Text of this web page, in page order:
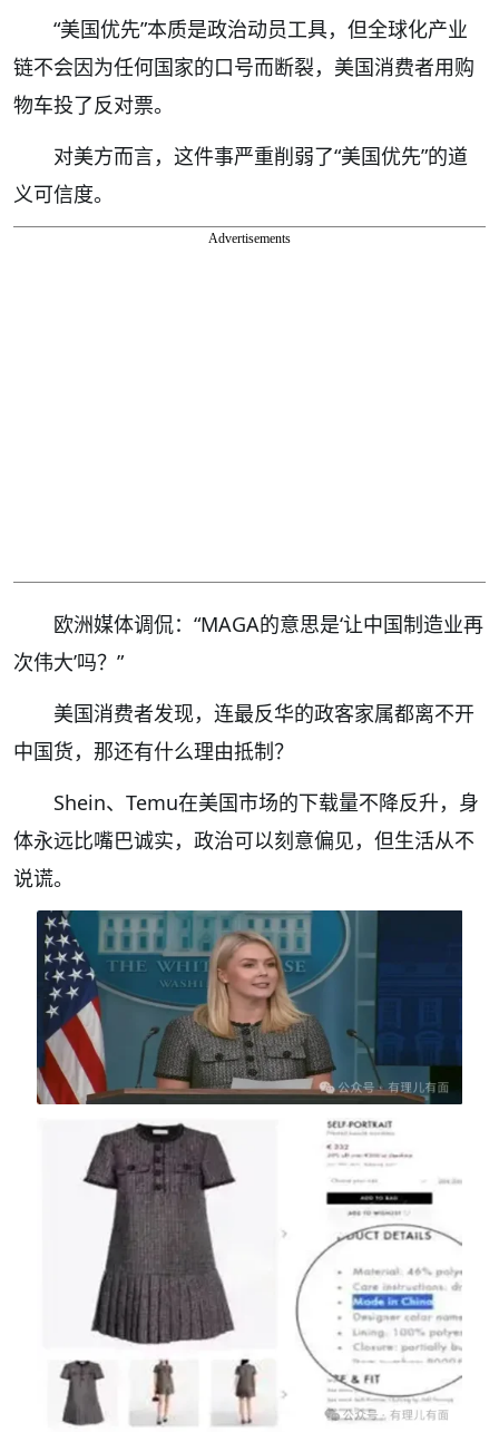
“美国优先”本质是政治动员工具，但全球化产业
链不会因为任何国家的口号而断裂，美国消费者用购
物车投了反对票。
对美方而言，这件事严重削弱了“美国优先”的道
义可信度。
Advertisements
欧洲媒体调侃：“MAGA的意思是‘让中国制造业再
次伟大’吗？”
美国消费者发现，连最反华的政客家属都离不开
中国货，那还有什么理由抵制？
Shein、Temu在美国市场的下载量不降反升，身
体永远比嘴巴诚实，政治可以刻意偏见，但生活从不
说谎。